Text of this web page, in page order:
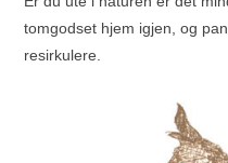
tomgodset hjem igjen, og
resirkulere.